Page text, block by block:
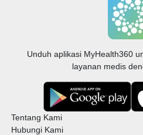
Unduh aplikasi MyHealth360
layanan medis
Tentang Kami
Hubungi Kami